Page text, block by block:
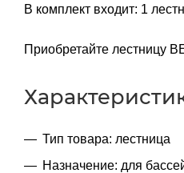
В комплект входит: 1
Приобретайте лестницу
Тип товара: лестница
Назначение: для